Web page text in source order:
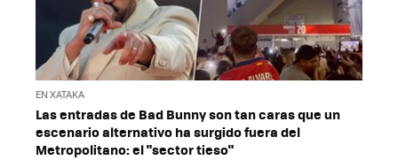
EN XATAKA
Las entradas de Bad Bunny son tan caras que un
escenario alternativo ha surgido fuera del
Metropolitano: el "sector tieso"